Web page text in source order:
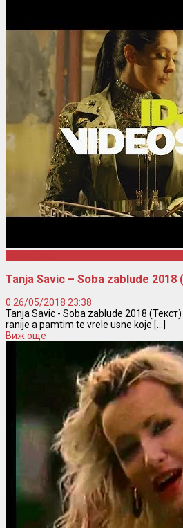
Tanja Savic – Soba zablude
0 26/05/2018 23:38
Tanja Savic - Soba zablude 2018
ranije a pamtim te vrele usne koje [...]
Виж още